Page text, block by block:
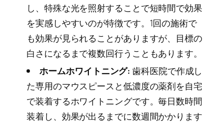
し、特殊な光を照射することで短時間で効果
を実感しやすいのが特徴です。1回の施術で
も効果が見られることがありますが、目標の
白さになるまで複数回行うこともあります。
ホームホワイトニング:歯科医院で作成し
た専用のマウスピースと低濃度の薬剤を自宅
で装着するホワイトニングです。毎日数時間
装着し、効果が出るまでに数週間かかります